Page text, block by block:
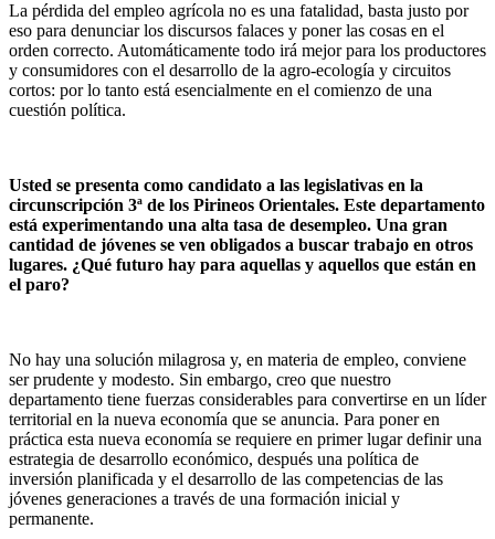
La pérdida del empleo agrícola no es una fatalidad, basta justo por
eso para denunciar los discursos falaces y poner las cosas en el
orden correcto. Automáticamente todo irá mejor para los productores
y consumidores con el desarrollo de la agro-ecología y circuitos
cortos: por lo tanto está esencialmente en el comienzo de una
cuestión política.
Usted se presenta como candidato a las legislativas en la
circunscripción 3ª de los Pirineos Orientales. Este departamento
está experimentando una alta tasa de desempleo. Una gran
cantidad de jóvenes se ven obligados a buscar trabajo en otros
lugares. ¿Qué futuro hay para aquellas y aquellos que están en
el paro?
No hay una solución milagrosa y, en materia de empleo, conviene
ser prudente y modesto. Sin embargo, creo que nuestro
departamento tiene fuerzas considerables para convertirse en un líder
territorial en la nueva economía que se anuncia. Para poner en
práctica esta nueva economía se requiere en primer lugar definir una
estrategia de desarrollo económico, después una política de
inversión planificada y el desarrollo de las competencias de las
jóvenes generaciones a través de una formación inicial y
permanente.